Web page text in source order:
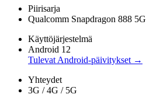
Piirisarja
Qualcomm Snapdragon 888 5G
Käyttöjärjestelmä
Android 12
Tulevat Android-päivitykset →
Yhteydet
3G / 4G / 5G